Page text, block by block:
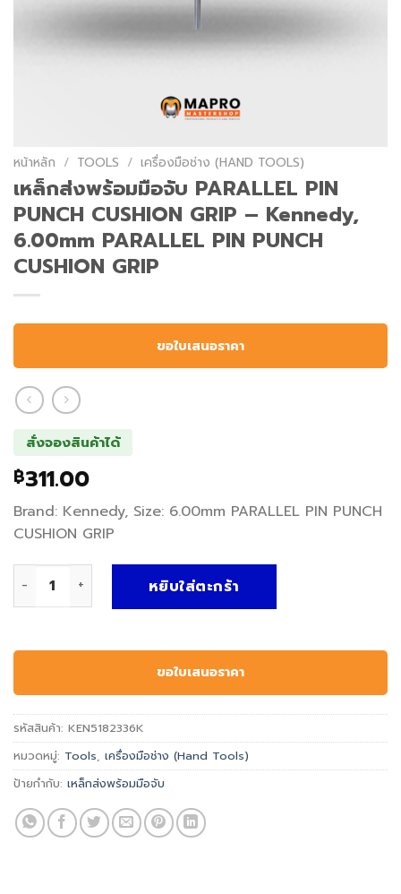
หน้าหลัก / TOOLS / เครื่องมือช่าง (HAND TOOLS)
เหล็กส่งพร้อมมือจับ PARALLEL PIN
PUNCH CUSHION GRIP – Kennedy,
6.00mm PARALLEL PIN PUNCH
CUSHION GRIP
ขอใบเสนอราคา
สั่งจองสินค้าได้
฿311.00
Brand: Kennedy, Size: 6.00mm PARALLEL PIN PUNCH
CUSHION GRIP
หยิบใส่ตะกร้า
ขอใบเสนอราคา
รหัสสินค้า: KEN5182336K
หมวดหมู่: Tools เครื่องมือช่าง (Hand Tools)
ป้ายกำกับ: เหล็กส่งพร้อมมือจับ